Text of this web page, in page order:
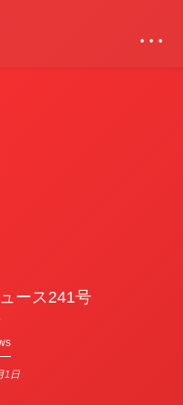
…
ース241号
1日